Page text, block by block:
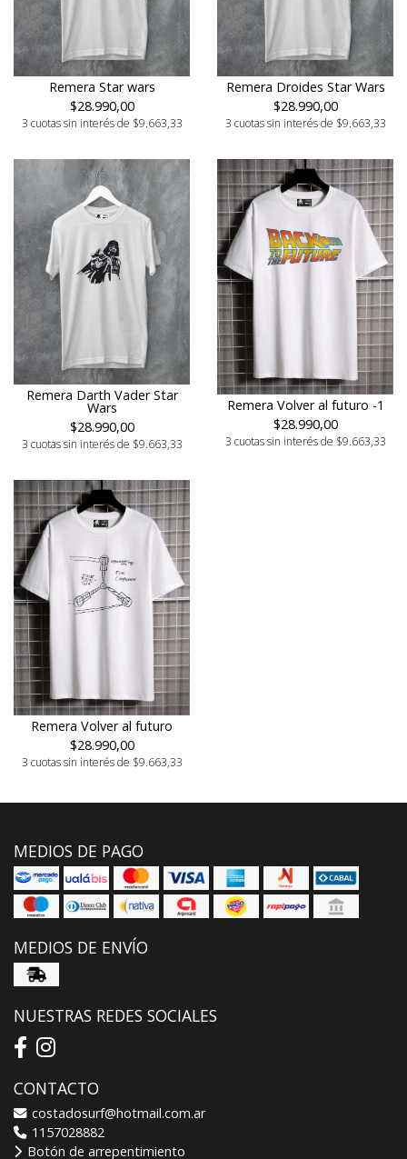
Remera Star wars
$28.990,00
3 cuotas sin interés de $9.663,33
Remera Droides Star Wars
$28.990,00
3 cuotas sin interés de $9.663,33
Remera Darth Vader Star
Wars
$28.990,00
3 cuotas sin interés de $9.663,33
Remera Volver al futuro -1
$28.990,00
3 cuotas sin interés de $9.663,33
Remera Volver al futuro
$28.990,00
3 cuotas sin interés de $9.663,33
MEDIOS DE PAGO
MEDIOS DE ENVÍO
NUESTRAS REDES SOCIALES
CONTACTO
costadosurf@hotmail.com.ar
1157028882
Botón de arrepentimiento